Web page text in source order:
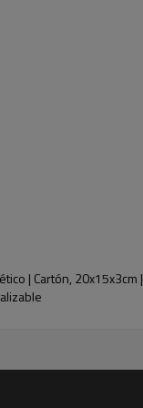
depósito del 30%
| Cartón, 20x15x3cm |